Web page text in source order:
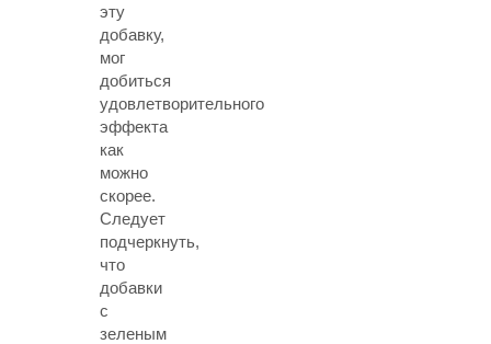
эту
добавку,
мог
добиться
удовлетворительного
эффекта
как
можно
скорее.
Следует
подчеркнуть,
что
добавки
с
зеленым